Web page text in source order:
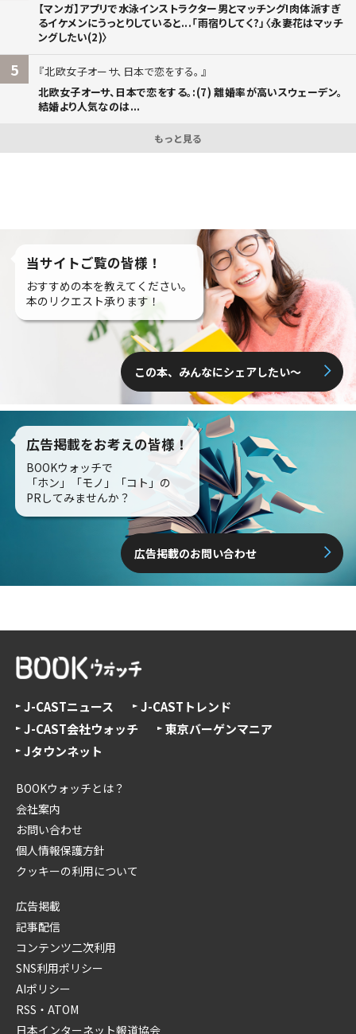
【マンガ】アプリで水泳インストラクター男とマッチング!肉体派すぎ
るイケメンにうっとりしていると...「雨宿りしてく?」〈永妻花はマッチ
ングしたい(2)〉
5
北欧女子オーサ、日本で恋をする。
北欧女子オーサ、日本で恋をする。:(7) 離婚率が高いスウェーデン。
結婚より人気なのは...
もっと見る
当サイトご覧の皆様！
おすすめの本を教えてください。
本のリクエスト承ります！
この本、みんなにシェアしたい〜
広告掲載をお考えの皆様！
BOOKウォッチで
「ホン」「モノ」「コト」の
PRしてみませんか？
広告掲載のお問い合わせ
J-CASTニュース
J-CASTトレンド
J-CAST会社ウォッチ
東京バーゲンマニア
Jタウンネット
BOOKウォッチとは？
会社案内
お問い合わせ
個人情報保護方針
クッキーの利用について
広告掲載
記事配信
コンテンツ二次利用
SNS利用ポリシー
AIポリシー
RSS・ATOM
日本インターネット報道協会